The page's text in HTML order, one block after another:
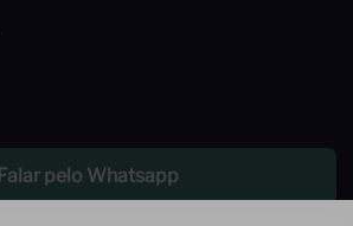
Falar pelo Whatsapp